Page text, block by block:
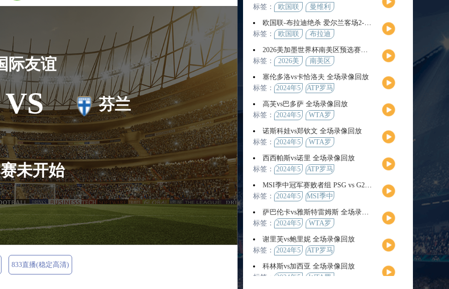
际友谊
VS
未开始
芬兰
833直播(稳定高清)
标签：
欧国联
曼维利
欧国联-布拉迪绝杀 爱尔兰客场2-1逆转芬兰
标签：
欧国联 布拉迪
2026美加墨世界杯南美区预选赛第9轮全场集锦
标签：
2026美
界杯
南美区
塞伦多洛vs卡恰洛夫 全场录像回放
标签：
2024年5
ATP罗马
男单第3
轮
高芙vs巴多萨 全场录像回放
标签：
2024年5
WTA罗
赛女单
第4轮
诺斯科娃vs郑钦文 全场录像回放
标签：
2024年5
WTA罗
赛女单
第3轮
西西帕斯vs诺里 全场录像回放
标签：
2024年5
ATP罗马
男单第3
轮
MSI季中冠军赛败者组 PSG vs G2 全场录像回放
标签：
2024年5
MSI季中
败者组
萨巴伦卡vs雅斯特雷姆斯 全场录像回放
标签：
2024年5
WTA罗
赛女单
第3轮
谢里芙vs鲍里妮 全场录像回放
标签：
2024年5
ATP罗马
女单第2
轮
科林斯vs加西亚 全场录像回放
标签：
2024年5
WTA罗